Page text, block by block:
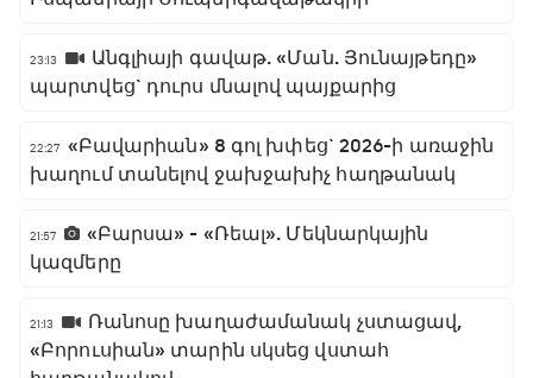
23:13
Անգլիայի գավաթ. «Ման. Յունայթեդը»
պարտվեց` դուրս մնալով պայքարից
22:27 «Բավարիան» 8 գոլ խփեց` 2026-ի առաջին
խաղում տանելով ջախջախիչ հաղթանակ
21:57
«Բարսա» - «Ռեալ». Մեկնարկային
կազմերը
21:13
Ռանոսը խաղաժամանակ չստացավ,
«Բորուսիան» տարին սկսեց վստահ